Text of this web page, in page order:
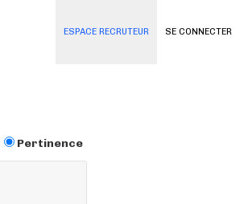
SE CONNECTER
ESPACE RECRUTEUR
Pertinence